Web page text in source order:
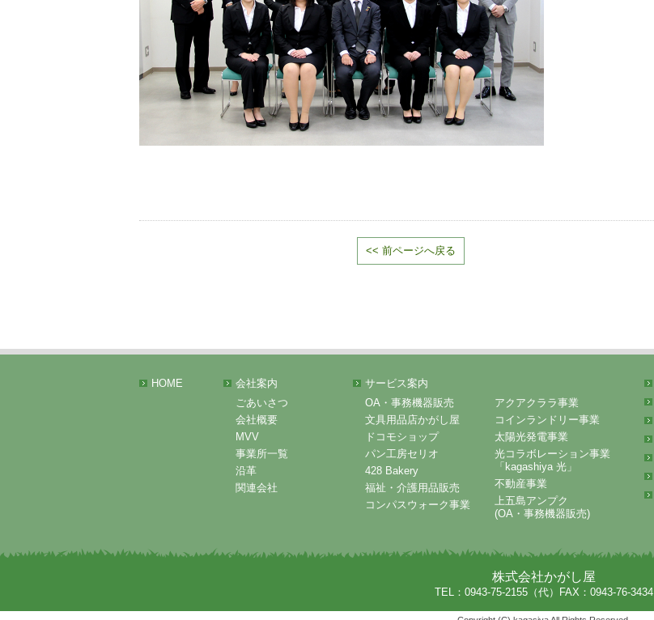
<< 前ページへ戻る
HOME
会社案内
ごあいさつ
会社概要
MVV
事業所一覧
沿革
関連会社
サービス案内
OA・事務機器販売
文具用品店かがし屋
ドコモショップ
パン工房セリオ
428 Bakery
福祉・介護用品販売
コンパスウォーク事業
アクアクララ事業
コインランドリー事業
太陽光発電事業
光コラボレーション事業
「kagashiya 光」
不動産事業
上五島アンプク
(OA・事務機器販売)
株式会社かがし屋
TEL：0943-75-2155（代）FAX：0943-76-3434